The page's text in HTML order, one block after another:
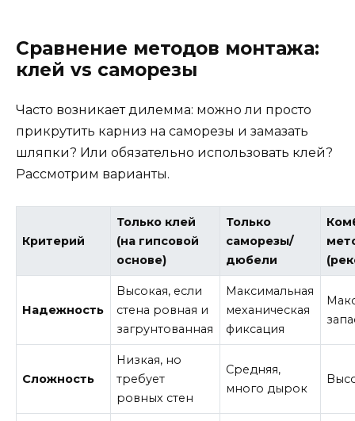
Сравнение методов монтажа:
клей vs саморезы
Часто возникает дилемма: можно ли просто
прикрутить карниз на саморезы и замазать
шляпки? Или обязательно использовать клей?
Рассмотрим варианты.
Критерий
Только клей
(на гипсовой
основе)
Только
саморезы/
дюбели
Надежность
Высокая, если
стена ровная и
загрунтованная
Максимальная
механическая
фиксация
Сложность
Низкая, но
требует
ровных стен
Средняя,
много дырок